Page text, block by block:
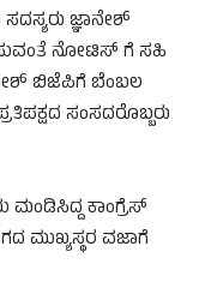
ಜ್ಞಾನೇಶ್‌
ನೋಟಿಸ್‌ ಗೆ ಸಹಿ
ಬಿಜೆಪಿಗೆ ಬೆಂಬಲ
ಸಂಸದರೊಬ್ಬರು
ಮಂಡಿಸಿದ್ದ ಕಾಂಗ್ರೆಸ್‌
ಮುಖ್ಯಸ್ಥರ ವಜಾಗೆ